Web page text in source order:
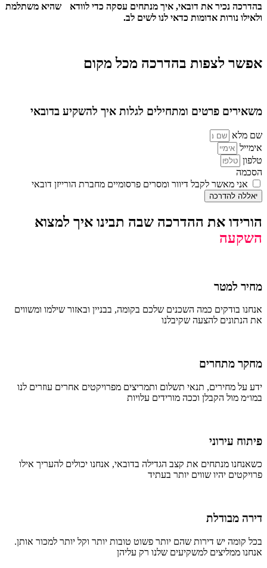
בהדרכה נכיר את דובאי, איך מנתחים עסקה כדי לוודא שהיא משתלמת
ולאילו נורות אדומות כדאי לנו לשים לב.
אפשר לצפות בהדרכה מכל מקום
משאירים פרטים ומתחילים לגלות איך להשקיע בדובאי
שם מלא
אימייל
טלפון
הסכמה
אני מאשר לקבל דיוור ומסרים פרסומיים מחברת הורייזן דובאי
יאללה להדרכה
הורידו את ההדרכה שבה תבינו איך למצוא
השקעה
מחיר למטר
אנחנו בודקים כמה השכנים שלכם בקומה, בבניין ובאזור שילמו ומשווים
את הנתונים להצעה שקיבלנו
מחקר מתחרים
ידע על מחירים, תנאי תשלום ותמריצים מפרויקטים אחרים עוזרים לנו
במו״מ מול הקבלן וככה מורידים עלויות
פיתוח עירוני
כשאנחנו מנתחים את קצב הגדילה בדובאי, אנחנו יכולים להעריך אילו
פרויקטים יהיו שווים יותר בעתיד
דירה מבודלת
בכל קומה יש דירות שהם יותר פשוט טובות יותר וקל יותר למכור אותן.
אנחנו ממליצים למשקיעים שלנו רק עליהן